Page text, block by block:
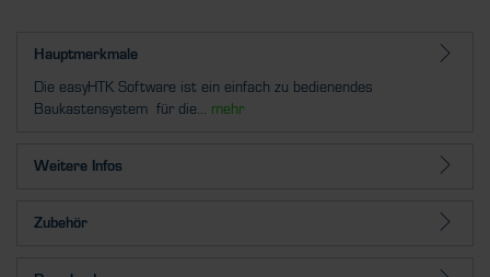
Hauptmerkmale
Die easyHTK Software ist ein einfach zu bedienendes
Baukastensystem für die... mehr
Weitere Infos
Zubehör